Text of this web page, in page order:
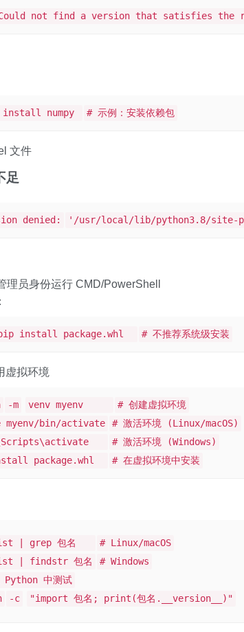
Could not find a version that satisfies the
numpy # 示例：安装依赖包
文件
足
denied: '/usr/local/lib/python3.8/site-
理员身份运行 CMD/PowerShell
install package.whl # 不推荐系统级安装
虚拟环境
-m venv myenv
# 创建虚拟环境
myenv/bin/activate
# 激活环境 (Linux/macOS)
# 激活环境 (Windows)
package.whl
# 在虚拟环境中安装
| grep 包名
# Linux/macOS
| findstr 包名
# Windows
Python 中测试
-c "import 包名; print(包名.__version__)"